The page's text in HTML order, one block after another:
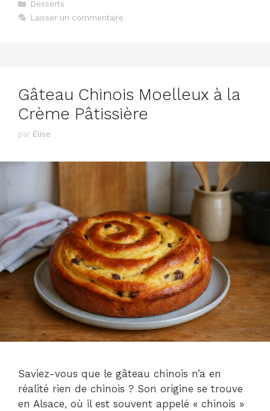
Catégories
Desserts
Laisser un commentaire
Gâteau Chinois Moelleux à la
Crème Pâtissière
par Élise
Saviez-vous que le gâteau chinois n’a en
réalité rien de chinois ? Son origine se trouve
en Alsace, où il est souvent appelé « chinois »